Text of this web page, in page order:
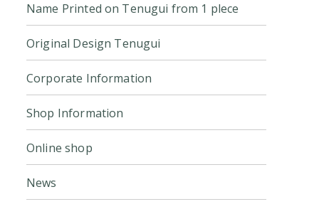
Name Printed on Tenugui from 1 plece
Original Design Tenugui
Corporate Information
Shop Information
Online shop
News